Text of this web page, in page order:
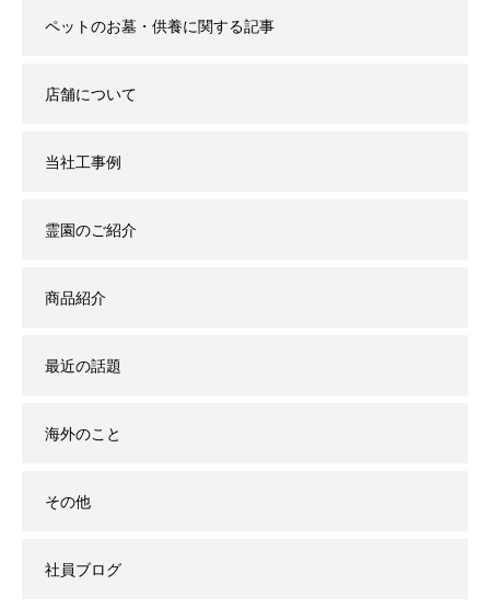
ペットのお墓・供養に関する記事
店舗について
当社工事例
霊園のご紹介
商品紹介
最近の話題
海外のこと
その他
社員ブログ